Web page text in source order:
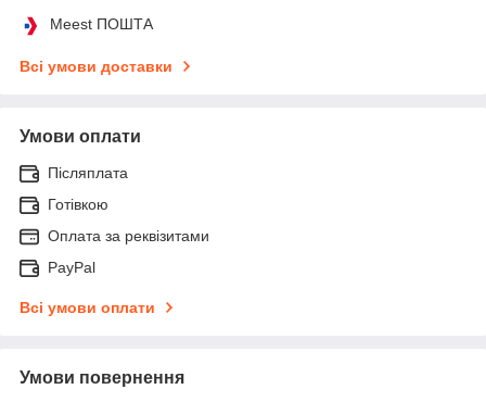
Meest ПОШТА
Всі умови доставки
Умови оплати
Післяплата
Готівкою
Оплата за реквізитами
PayPal
Всі умови оплати
Умови повернення